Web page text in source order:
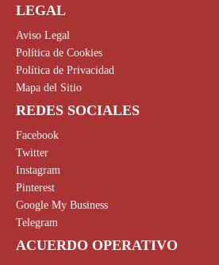
LEGAL
Aviso Legal
Política de Cookies
Política de Privacidad
Mapa del Sitio
REDES SOCIALES
Facebook
Twitter
Instagram
Pinterest
Google My Business
Telegram
ACUERDO OPERATIVO